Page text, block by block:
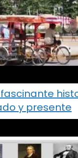
y presente